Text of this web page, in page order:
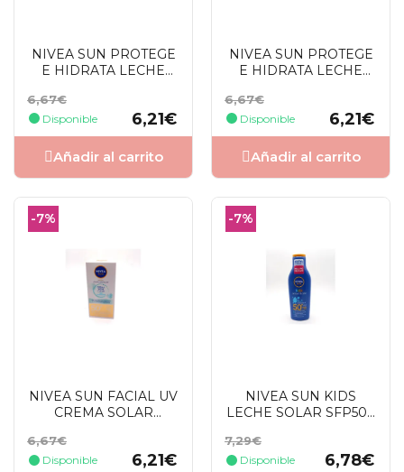
NIVEA SUN PROTEGE
E HIDRATA LECHE
INVISIBLE SFP50+ 150
ML
Precio
base
6,67€
Disponible
Precio
6,21€
Añadir al carrito
NIVEA SUN PROTEGE
E HIDRATA LECHE
Precio
base
6,67€
Disponible
Precio
6,21€
Añadir al carrito
-7%
NIVEA SUN FACIAL UV
CREMA SOLAR
CLARA SFP50+ 40 ML
Precio
base
6,67€
Disponible
Precio
6,21€
-7%
NIVEA SUN KIDS
LECHE SOLAR SFP50+
Precio
base
7,29€
Disponible
Precio
6,78€